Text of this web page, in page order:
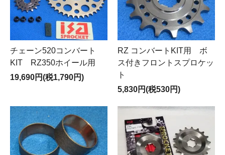
チェーン520コンバート
KIT RZ350ホイール用
19,690円(税1,790円)
RZ コンバートKIT用 ボ
ス付きフロントスプロケッ
ト
5,830円(税530円)